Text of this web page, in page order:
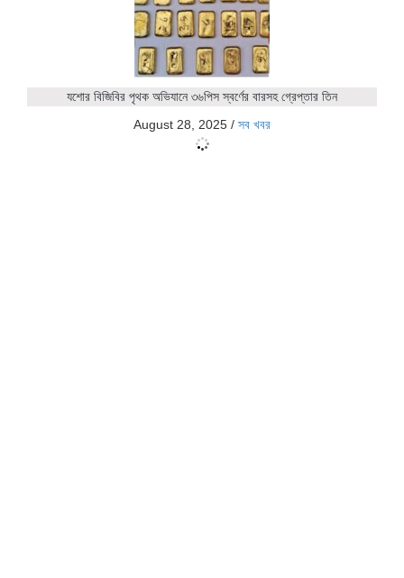
যশোর বিজিবির পৃথক অভিযানে ৩৬পিস স্বর্ণের বারসহ গ্রেপ্তার তিন
August 28, 2025 / সব খবর